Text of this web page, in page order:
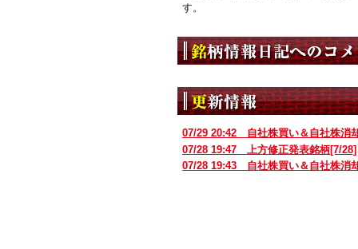
す。
07/29 20:42 自社株買い＆自社株消
07/28 19:47 上方修正発表銘柄[7/28]
07/28 19:43 自社株買い＆自社株消